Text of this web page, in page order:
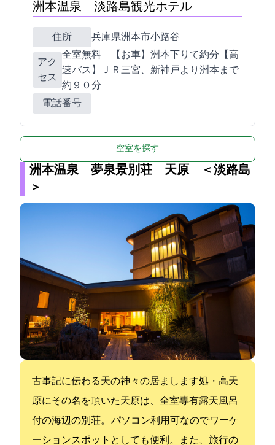
洲本温泉 淡路島観光ホテル
住所 兵庫県洲本市小路谷1053-17
アク
セス
全室Wi-Fi無料 【お車】洲本I.C.下りて約15分【高
速バス】ＪＲ三宮、新神戸より洲本BCまで
約９０分
電話番号
空室を探す
洲本温泉 夢泉景別荘 天原 ＜淡路島
＞
古事記に伝わる天の神々の居まします処・高天
原にその名を頂いた天原は、全室専有露天風呂
付の海辺の別荘。 パソコン利用可なのでワーケ
ーションスポットとしても便利。また、旅行の